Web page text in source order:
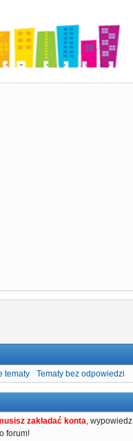
tematy Tematy bez odpowiedzi
zakładać konta, wypowiedz
forum!